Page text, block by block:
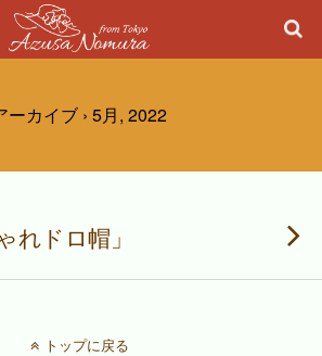
ーカイブ › 5月, 2022
れドロ帽」
トップに戻る